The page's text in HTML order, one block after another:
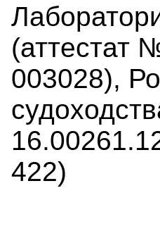
(аттестат
003028),
422)